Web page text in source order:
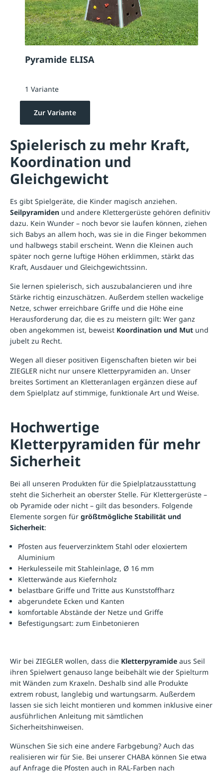
Pyramide ELISA
1 Variante
Zur Variante
Spielerisch zu mehr Kraft,
Koordination und
Gleichgewicht
Es gibt Spielgeräte, die Kinder magisch anziehen.
Seilpyramiden und andere Klettergerüste gehören definitiv
dazu. Kein Wunder – noch bevor sie laufen können, ziehen
sich Babys an allem hoch, was sie in die Finger bekommen
und halbwegs stabil erscheint. Wenn die Kleinen auch
später noch gerne luftige Höhen erklimmen, stärkt das
Kraft, Ausdauer und Gleichgewichtssinn.
Sie lernen spielerisch, sich auszubalancieren und ihre
Stärke richtig einzuschätzen. Außerdem stellen wackelige
Netze, schwer erreichbare Griffe und die Höhe eine
Herausforderung dar, die es zu meistern gilt: Wer ganz
oben angekommen ist, beweist Koordination und Mut und
jubelt zu Recht.
Wegen all dieser positiven Eigenschaften bieten wir bei
ZIEGLER nicht nur unsere Kletterpyramiden an. Unser
breites Sortiment an Kletteranlagen ergänzen diese auf
dem Spielplatz auf stimmige, funktionale Art und Weise.
Hochwertige
Kletterpyramiden für mehr
Sicherheit
Bei all unseren Produkten für die Spielplatzausstattung
steht die Sicherheit an oberster Stelle. Für Klettergerüste –
ob Pyramide oder nicht – gilt das besonders. Folgende
Elemente sorgen für größtmögliche Stabilität und
Sicherheit:
Pfosten aus feuerverzinktem Stahl oder eloxiertem
Aluminium
Herkulesseile mit Stahleinlage, Ø 16 mm
Kletterwände aus Kiefernholz
belastbare Griffe und Tritte aus Kunststoffharz
abgerundete Ecken und Kanten
komfortable Abstände der Netze und Griffe
Befestigungsart: zum Einbetonieren
Wir bei ZIEGLER wollen, dass die Kletterpyramide aus Seil
ihren Spielwert genauso lange beibehält wie der Spielturm
mit Wänden zum Kraxeln. Deshalb sind alle Produkte
extrem robust, langlebig und wartungsarm. Außerdem
lassen sie sich leicht montieren und kommen inklusive einer
ausführlichen Anleitung mit sämtlichen
Sicherheitshinweisen.
Wünschen Sie sich eine andere Farbgebung? Auch das
realisieren wir für Sie. Bei unserer CHABA können Sie etwa
auf Anfrage die Pfosten auch in RAL-Farben nach